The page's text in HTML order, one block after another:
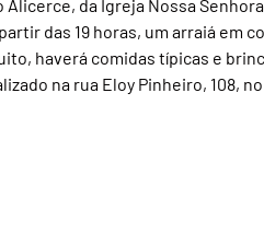
Alicerce, da Igreja Nossa
das 19 horas, um arraiá em
haverá comidas típicas e
na rua Eloy Pinheiro, 108,